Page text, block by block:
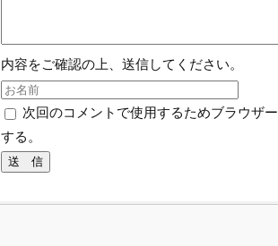
内容をご確認の上、送信してください。
次回のコメントで使用するためブラウザ
する。